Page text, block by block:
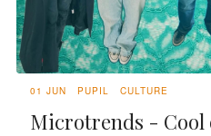
01 JUN PUPIL CULTURE
Microtrends - Cool